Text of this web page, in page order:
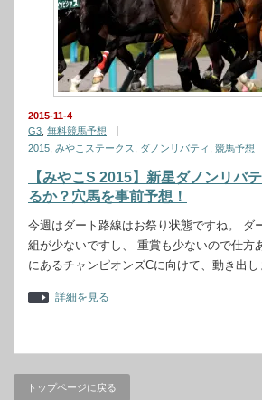
2015-11-4
G3 無料競馬予想
2015 みやこステークス ダノンリバティ 競馬予想
【みやこS 2015】新星ダノンリバ
るか？穴馬を事前予想！
今週はダート路線はお祭り状態ですね。 ダ
組が少ないですし、 重賞も少ないので仕方
にあるチャンピオンズCに向けて、動き出
詳細を見る
トップページに戻る